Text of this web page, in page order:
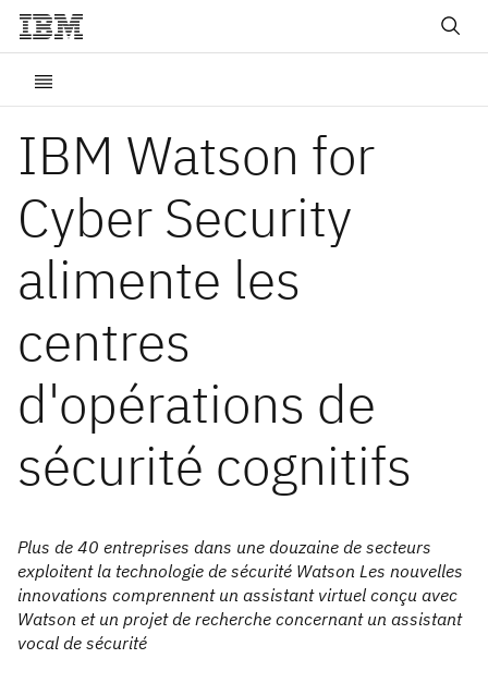
IBM Watson for
Cyber Security
alimente les
centres
d'opérations de
sécurité cognitifs
Plus de 40 entreprises dans une douzaine de secteurs
exploitent la technologie de sécurité Watson Les nouvelles
innovations comprennent un assistant virtuel conçu avec
Watson et un projet de recherche concernant un assistant
vocal de sécurité